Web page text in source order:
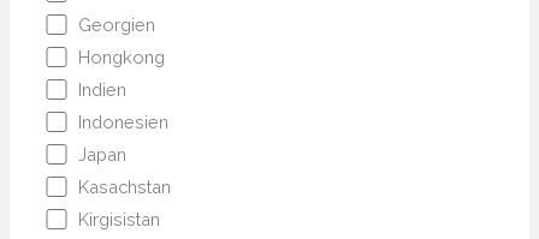
Georgien
Hongkong
Indien
Indonesien
Japan
Kasachstan
Kirgisistan